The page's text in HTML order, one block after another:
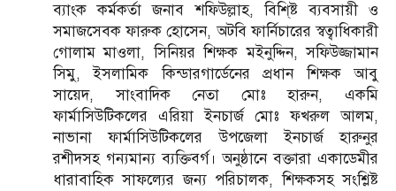
ব্যাংক কর্মকর্তা জনাব শফিউল্লাহ, বিশি্ষ্ট ব্যবসায়ী ও
সমাজসেবক ফারুক হোসেন, অটবি ফার্নিচারের স্বত্বাধিকারী
গোলাম মাওলা, সিনিয়র শিক্ষক মইনুদ্দিন, সফিউজ্জামান
সিমু, ইসলামিক কিন্ডারগার্ডেনের প্রধান শিক্ষক আবু
সায়েদ, সাংবাদিক নেতা মোঃ হারুন, একমি
ফার্মাসিউটিকলের এরিয়া ইনচার্জ মোঃ ফখরুল আলম,
নাভানা ফার্মাসিউটিকলের উপজেলা ইনচার্জ হারুনুর
রশীদসহ গন্যমান্য ব্যক্তিবর্গ। অনুষ্ঠানে বক্তারা একাডেমীর
ধারাবাহিক সাফল্যের জন্য পরিচালক, শিক্ষকসহ সংশ্লিষ্ট